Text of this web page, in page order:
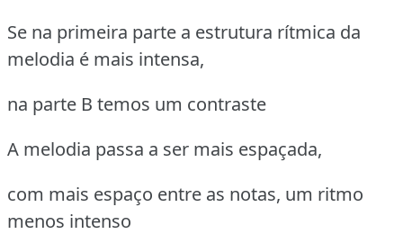
Se na primeira parte a estrutura rítmica da
melodia é mais intensa,
na parte B temos um contraste
A melodia passa a ser mais espaçada,
com mais espaço entre as notas, um ritmo
menos intenso